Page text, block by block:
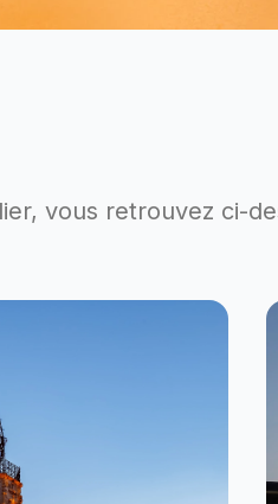
vous retrouvez ci-